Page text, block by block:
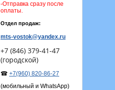
-Отправка сразу после
оплаты.
Отдел продаж:
mts-vostok@yandex.ru
+7 (846) 379-41-47
(городской)
☎ +7(960) 820-86-27
(мобильный и WhatsApp)